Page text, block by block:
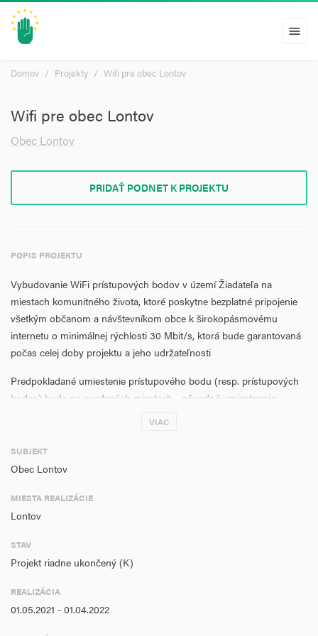
menu
Domov Projekty Wifi pre obec Lontov
Wifi pre obec Lontov
Obec Lontov
PRIDAŤ PODNET K PROJEKTU
POPIS PROJEKTU
Vybudovanie WiFi prístupových bodov v území Žiadateľa na
miestach komunitného života, ktoré poskytne bezplatné pripojenie
všetkým občanom a návštevníkom obce k širokopásmovému
internetu o minimálnej rýchlosti 30 Mbit/s, ktorá bude garantovaná
počas celej doby projektu a jeho udržateľnosti
Predpokladané umiestenie prístupového bodu (resp. prístupových
bodov) bude na uvedených miestach - pôvodné umiestnenie:
1. kultúrny dom (48.0411898903164 ; 18.7763411924243)
2. obecné múzeum (48.0403877119797 ; 18.7770080566406)
4. dom smútku (48.0422031031693 ; 18.7822457402945)
5. športové šatne (48.0443571229904 ; 18.7694039940834)
6. rodinný dom súp. č. 170 (48.043540536036 ;
18.7762396037579)
7. rodinný dom súp. č. 188 (48.0455711081047 ; 18.7726414203644)
VIAC
SUBJEKT
Obec Lontov
MIESTA REALIZÁCIE
Lontov
STAV
Projekt riadne ukončený (K)
REALIZÁCIA
01.05.2021 - 01.04.2022